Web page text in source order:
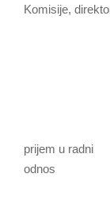
Komisije,
o
prijem u radni